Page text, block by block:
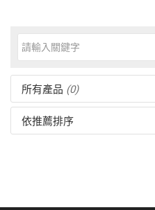
所有產品 (0)
依推薦排序